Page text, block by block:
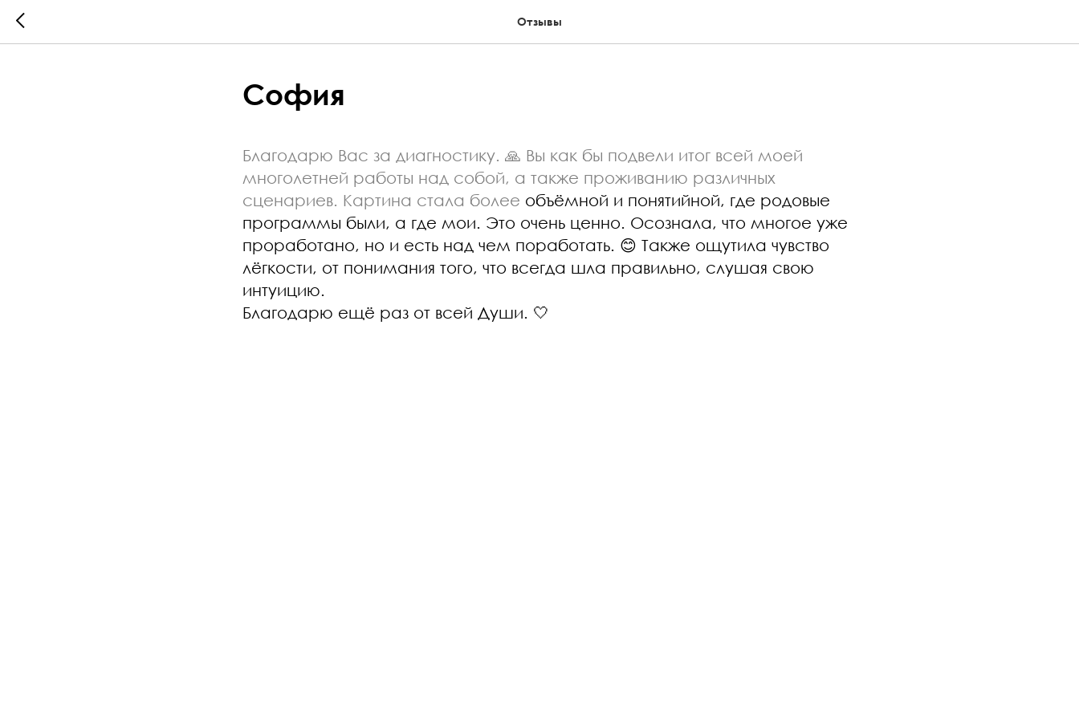
Отзывы
София
Благодарю Вас за диагностику. 🙏 Вы как бы подвели итог всей моей
многолетней работы над собой, а также проживанию различных
сценариев. Картина стала более объёмной и понятийной, где родовые
программы были, а где мои. Это очень ценно. Осознала, что многое уже
проработано, но и есть над чем поработать. 😊 Также ощутила чувство
лёгкости, от понимания того, что всегда шла правильно, слушая свою
интуицию.
Благодарю ещё раз от всей Души. 🤍